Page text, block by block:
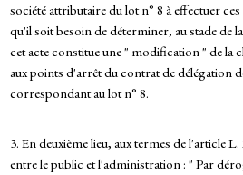
société attributaire du lot n° 8 à effectuer
qu'il soit besoin de déterminer, au stade de
cet acte constitue une " modification " de la
aux points d'arrêt du contrat de délégation
correspondant au lot n° 8.
3. En deuxième lieu, aux termes de l'article
entre le public et l'administration : " Par